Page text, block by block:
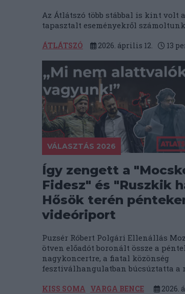
Az Átlátszó több stábbal is kint volt
tapasztalt eseményekről számoltunk
ÁTLÁTSZÓ 2026. április 12. 13
VÁLASZTÁS 2026
Így zengett a
Fidesz" és "Ruszkik
Hősök terén
videóriport
Puzsér Róbert Polgári Ellenállás
ötven előadót boronált össze a
nagykoncertre, a fiatal közönség
fesztiválhangulatban búcsúztatta a
KISS SOMA VARGA BENCE
2026.